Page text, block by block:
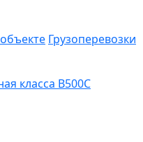
Грузоперевозки
класса В500С